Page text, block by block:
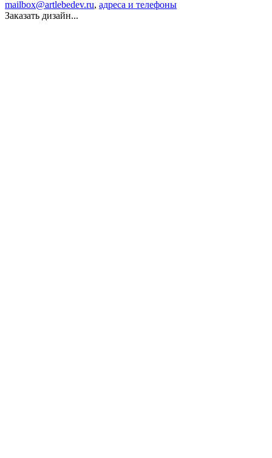
mailbox@artlebedev.ru, адреса и телефоны
Заказать дизайн...